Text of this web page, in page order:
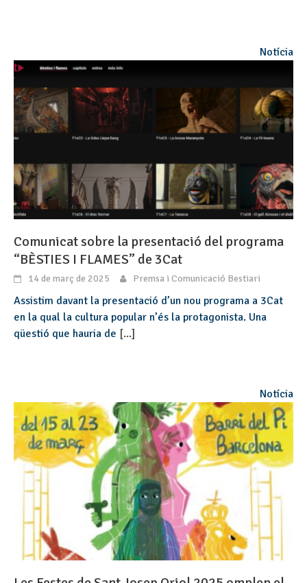
Notícia
Comunicat sobre la presentació del programa
“BÈSTIES I FLAMES” de 3Cat
14 de març de 2025 Premsa i Comunicació Bestiari
Assistim davant la presentació d’un nou programa a 3Cat
en la qual la cultura popular n’és la protagonista. Una
qüestió que hauria de [...]
Notícia